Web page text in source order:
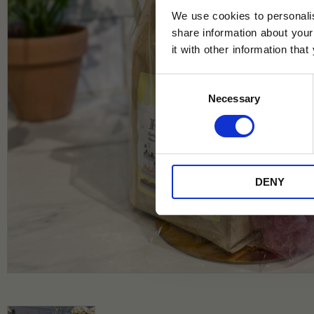
We use cookies to
share information about
it with other information that
Necessary
DENY
Jag samtycker till Tehuset Javas
* Rabatten gäller endast online på
på ordinarie priser och kan ej